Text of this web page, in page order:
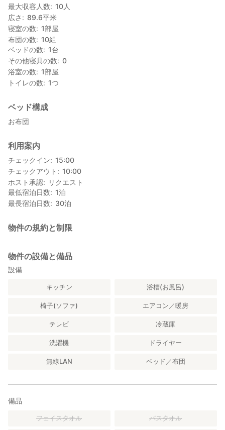
最大収容人数
10人
広さ
89.6平米
寝室の数
1部屋
布団の数
10組
ベッドの数
1台
その他寝具の数
0
浴室の数
1部屋
トイレの数
1つ
ベッド構成
お布団
利用案内
チェックイン
15:00
チェックアウト
10:00
ホスト承認
リクエスト
最低宿泊日数
1泊
最長宿泊日数
30泊
物件の規約と制限
物件の設備と備品
設備
キッチン 浴槽(お風呂)
椅子(ソファ) エアコン／暖房
テレビ 冷蔵庫
洗濯機 ドライヤー
無線LAN ベッド／布団
備品
フェイスタオル バスタオル